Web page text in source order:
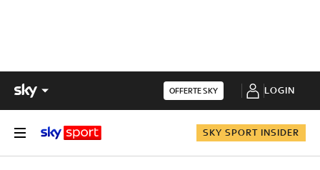
OFFERTE SKY LOGIN
SKY SPORT INSIDER